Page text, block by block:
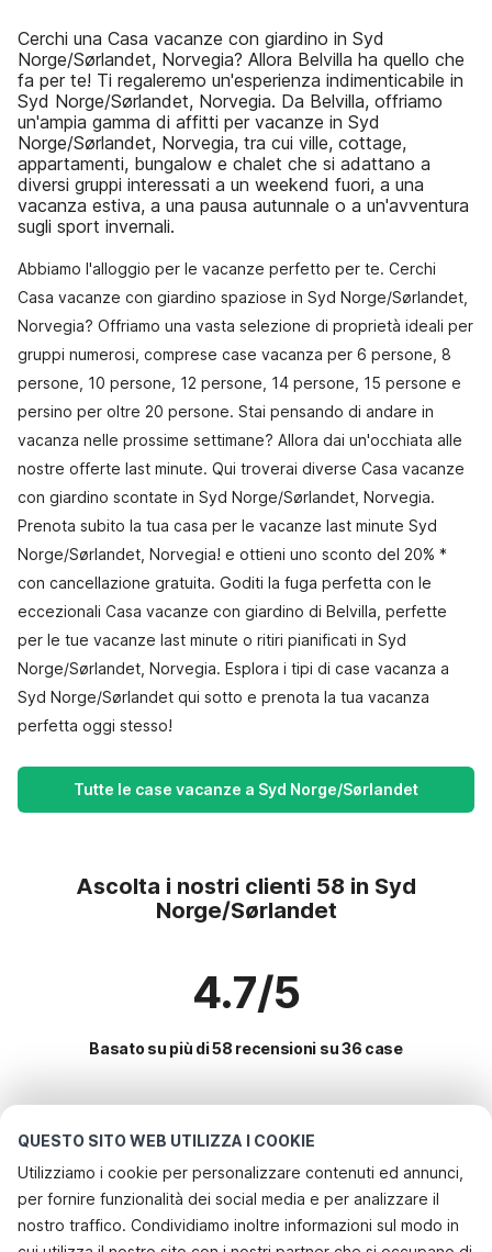
QUESTO SITO WEB UTILIZZA I COOKIE
Utilizziamo i cookie per personalizzare contenuti ed annunci,
per fornire funzionalità dei social media e per analizzare il
nostro traffico. Condividiamo inoltre informazioni sul modo in
Cerchi una Casa vacanze con giardino in Syd
Norge/Sørlandet, Norvegia? Allora Belvilla ha quello che
fa per te! Ti regaleremo un'esperienza indimenticabile in
Syd Norge/Sørlandet, Norvegia. Da Belvilla, offriamo
un'ampia gamma di affitti per vacanze in Syd
Norge/Sørlandet, Norvegia, tra cui ville, cottage,
appartamenti, bungalow e chalet che si adattano a
diversi gruppi interessati a un weekend fuori, a una
vacanza estiva, a una pausa autunnale o a un'avventura
sugli sport invernali.
Abbiamo l'alloggio per le vacanze perfetto per te. Cerchi
Casa vacanze con giardino spaziose in Syd Norge/Sørlandet,
Norvegia? Offriamo una vasta selezione di proprietà ideali per
gruppi numerosi, comprese case vacanza per 6 persone, 8
persone, 10 persone, 12 persone, 14 persone, 15 persone e
persino per oltre 20 persone. Stai pensando di andare in
vacanza nelle prossime settimane? Allora dai un'occhiata alle
nostre offerte last minute. Qui troverai diverse Casa vacanze
con giardino scontate in Syd Norge/Sørlandet, Norvegia.
Prenota subito la tua casa per le vacanze last minute Syd
Norge/Sørlandet, Norvegia! e ottieni uno sconto del 20% *
con cancellazione gratuita. Goditi la fuga perfetta con le
eccezionali Casa vacanze con giardino di Belvilla, perfette
per le tue vacanze last minute o ritiri pianificati in Syd
Norge/Sørlandet, Norvegia. Esplora i tipi di case vacanza a
Syd Norge/Sørlandet qui sotto e prenota la tua vacanza
perfetta oggi stesso!
Tutte le case vacanze a Syd Norge/Sørlandet
Ascolta i nostri clienti 58 in Syd
Norge/Sørlandet
4.7/5
Basato su più di 58 recensioni su 36 case
Le destinazioni più popolari per le
vacanze
Servizi più popolari per le vacanze in Syd norge/sørlandet
Casa vacanze con barbecue